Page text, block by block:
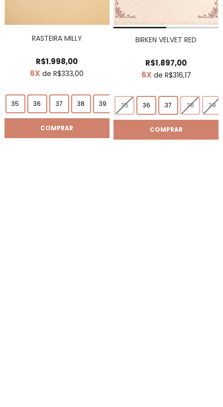
RASTEIRA MILLY
R$1.998,00
6X de R$333,00
35 36 37 38 39
COMPRAR
BIRKEN VELVET RED
R$1.897,00
6X de R$316,17
35 36 37 38 39
COMPRAR